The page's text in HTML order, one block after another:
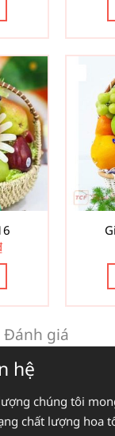
Đánh giá
hệ
chúng tôi
chất lượng hoa